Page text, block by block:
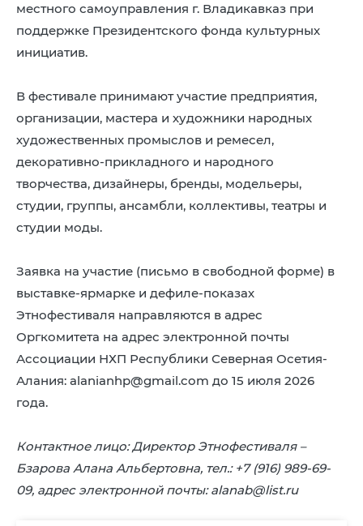
местного самоуправления г. Владикавказ при
поддержке Президентского фонда культурных
инициатив.
В фестивале принимают участие предприятия,
организации, мастера и художники народных
художественных промыслов и ремесел,
декоративно-прикладного и народного
творчества, дизайнеры, бренды, модельеры,
студии, группы, ансамбли, коллективы, театры и
студии моды.
Заявка на участие (письмо в свободной форме) в
выставке-ярмарке и дефиле-показах
Этнофестиваля направляются в адрес
Оргкомитета на адрес электронной почты
Ассоциации НХП Республики Северная Осетия-
Алания: alanianhp@gmail.com до 15 июля 2026
года.
Контактное лицо: Директор Этнофестиваля –
Бзарова Алана Альбертовна, тел.: +7 (916) 989-69-
09, адрес электронной почты: alanab@list.ru